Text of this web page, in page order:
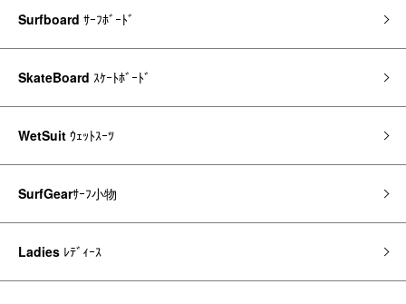
Surfboard ｻｰﾌﾎﾞｰﾄﾞ
SkateBoard ｽｹｰﾄﾎﾞｰﾄﾞ
WetSuit ｳｪｯﾄｽｰﾂ
SurfGearｻｰﾌ小物
Ladies ﾚﾃﾞｨｰｽ